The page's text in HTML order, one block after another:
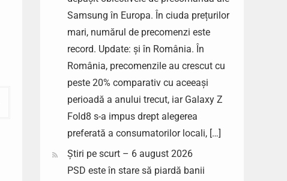
Samsung în Europa. În ciuda prețurilor
mari, numărul de precomenzi este
record. Update: și în România. În
România, precomenzile au crescut cu
peste 20% comparativ cu aceeași
perioadă a anului trecut, iar Galaxy Z
Fold8 s-a impus drept alegerea
preferată a consumatorilor locali, […]
Știri pe scurt – 6 august 2026
PSD este în stare să piardă banii